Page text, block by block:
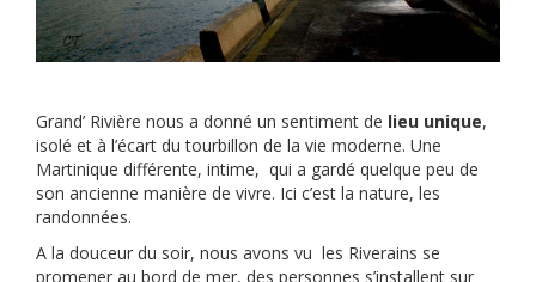
Grand’ Rivière nous a donné un sentiment de lieu unique,
isolé et à l’écart du tourbillon de la vie moderne. Une
Martinique différente, intime, qui a gardé quelque peu de
son ancienne manière de vivre. Ici c’est la nature, les
randonnées.
A la douceur du soir, nous avons vu les Riverains se
promener au bord de mer, des personnes s’installent sur